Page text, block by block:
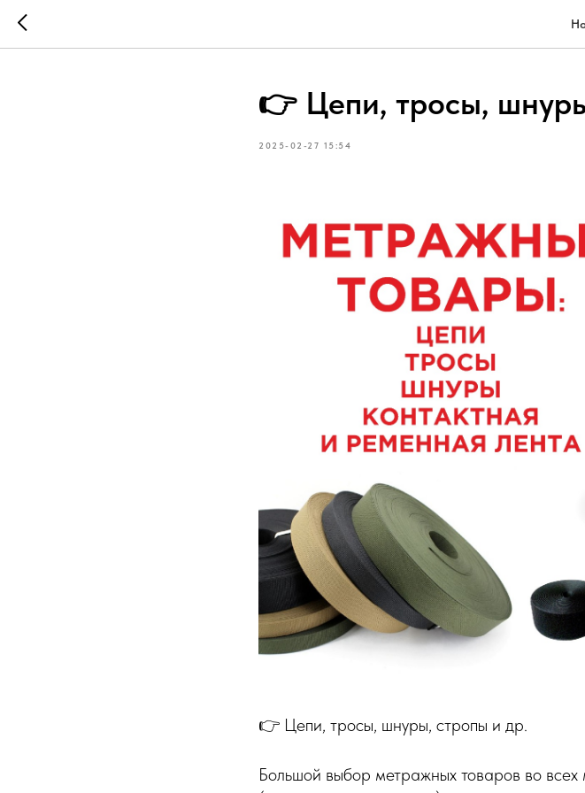
👉 Цепи, тросы,
2025-02-27 15:54
👉 Цепи, тросы, шнуры, стропы и др.
Большой выбор метражных товаров во